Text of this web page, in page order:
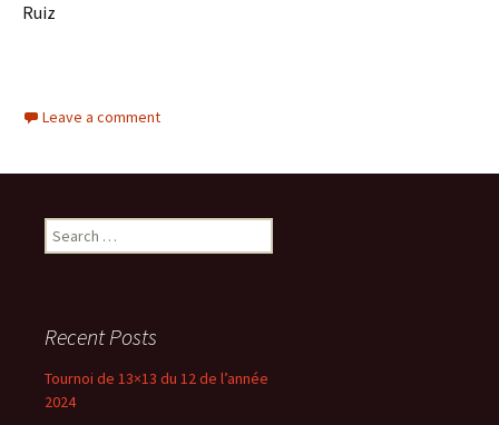
Ruiz
Leave a comment
Search
for:
Recent Posts
Tournoi de 13×13 du 12 de l’année
2024